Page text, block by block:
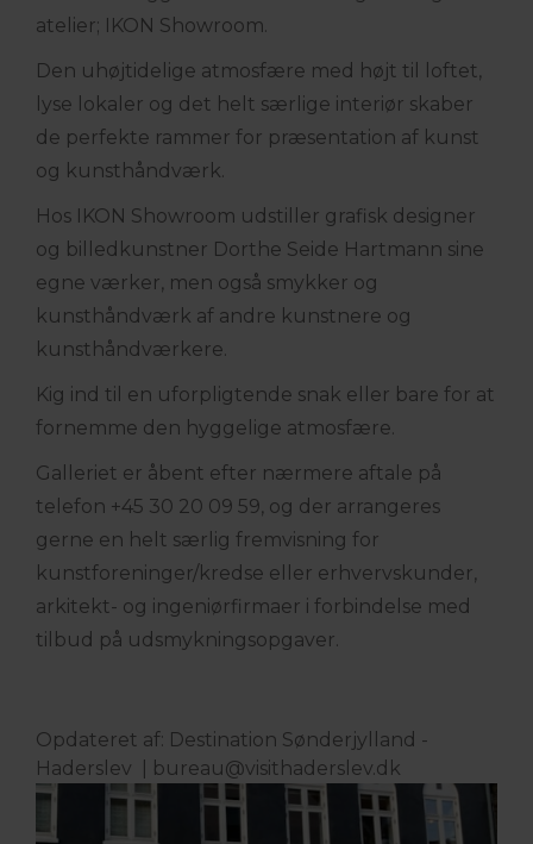
atelier; IKON Showroom.
Den uhøjtidelige atmosfære med højt til loftet,
lyse lokaler og det helt særlige interiør skaber
de perfekte rammer for præsentation af kunst
og kunsthåndværk.
Hos IKON Showroom udstiller grafisk designer
og billedkunstner Dorthe Seide Hartmann sine
egne værker, men også smykker og
kunsthåndværk af andre kunstnere og
kunsthåndværkere.
Kig ind til en uforpligtende snak eller bare for at
fornemme den hyggelige atmosfære.
Galleriet er åbent efter nærmere aftale på
telefon +45 30 20 09 59, og der arrangeres
gerne en helt særlig fremvisning for
kunstforeninger/kredse eller erhvervskunder,
arkitekt- og ingeniørfirmaer i forbindelse med
tilbud på udsmykningsopgaver.
Opdateret af: Destination Sønderjylland -
Haderslev |
bureau@visithaderslev.dk